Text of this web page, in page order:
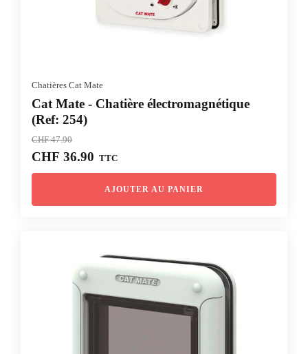
Chatières Cat Mate
Cat Mate - Chatière électromagnétique
(Ref: 254)
CHF47.90
Le
prix
était :
CHF 36.90 Le
prix
actuel
est :
TTC
AJOUTER AU PANIER